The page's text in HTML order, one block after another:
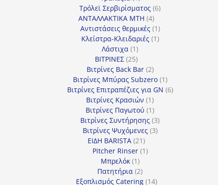
προϊόν
Τρόλεϊ Σερβιρίσματος 66
ΑΝΤΑΛΛΑΚΤΙΚΑ MTH 44
προϊόντα
Αντιστάσεις θερμικές 11
προϊόν
Κλείστρα-Κλειδαριές 11
Λάστιχα 11
προϊόν
ΒΙΤΡΙΝΕΣ 2525
προϊόντα
Βιτρίνες Back Bar 22
προϊόντα
Βιτρίνες Mπύρας Subzero 11
προϊόν
Βιτρίνες Επιτραπέζιες για GN 66
Βιτρίνες Κρασιών 11
προϊόν
Βιτρίνες Παγωτού 11
προϊόν
Βιτρίνες Συντήρησης 33
προϊόντα
Βιτρίνες Ψυχόμενες 33
ΕΙΔΗ BARISTA 2121
προϊόντα
Pitcher Rinser 11
Μπρελόκ 11
προϊόν
Πατητήρια 22
προϊόντα
Εξοπλισμός Catering 1414